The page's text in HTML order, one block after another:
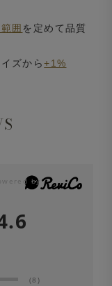
囲 を定めて品質
ズから+1%
(8)